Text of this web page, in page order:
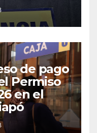
de pago
Permiso
en el